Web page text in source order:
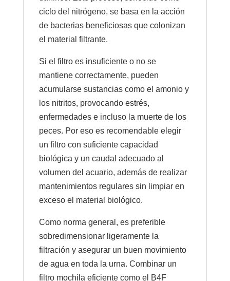
ciclo del nitrógeno, se basa en la acción
de bacterias beneficiosas que colonizan
el material filtrante.
Si el filtro es insuficiente o no se
mantiene correctamente, pueden
acumularse sustancias como el amonio y
los nitritos, provocando estrés,
enfermedades e incluso la muerte de los
peces. Por eso es recomendable elegir
un filtro con suficiente capacidad
biológica y un caudal adecuado al
volumen del acuario, además de realizar
mantenimientos regulares sin limpiar en
exceso el material biológico.
Como norma general, es preferible
sobredimensionar ligeramente la
filtración y asegurar un buen movimiento
de agua en toda la urna. Combinar un
filtro mochila eficiente como el B4F